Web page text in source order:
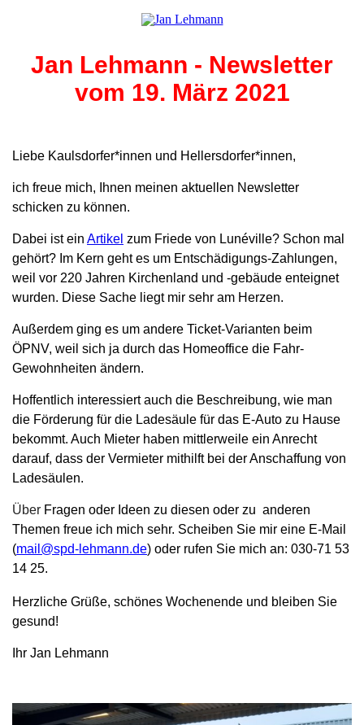
Jan Lehmann - Newsletter
vom 19. März 2021
Liebe Kaulsdorfer*innen und Hellersdorfer*innen,
ich freue mich, Ihnen meinen aktuellen Newsletter
schicken zu können.
Dabei ist ein Artikel zum Friede von Lunéville? Schon mal
gehört? Im Kern geht es um Entschädigungs-Zahlungen,
weil vor 220 Jahren Kirchenland und -gebäude enteignet
wurden. Diese Sache liegt mir sehr am Herzen.
Außerdem ging es um andere Ticket-Varianten beim
ÖPNV, weil sich ja durch das Homeoffice die Fahr-
Gewohnheiten ändern.
Hoffentlich interessiert auch die Beschreibung, wie man
die Förderung für die Ladesäule für das E-Auto zu Hause
bekommt. Auch Mieter haben mittlerweile ein Anrecht
darauf, dass der Vermieter mithilft bei der Anschaffung von
Ladesäulen.
Über Fragen oder Ideen zu diesen oder zu anderen
Themen freue ich mich sehr. Scheiben Sie mir eine E-Mail
(mail@spd-lehmann.de) oder rufen Sie mich an: 030-71 53
14 25.
Herzliche Grüße, schönes Wochenende und bleiben Sie
gesund!
Ihr Jan Lehmann